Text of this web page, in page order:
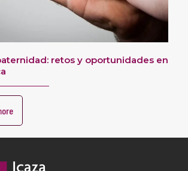
retos y oportunidades en